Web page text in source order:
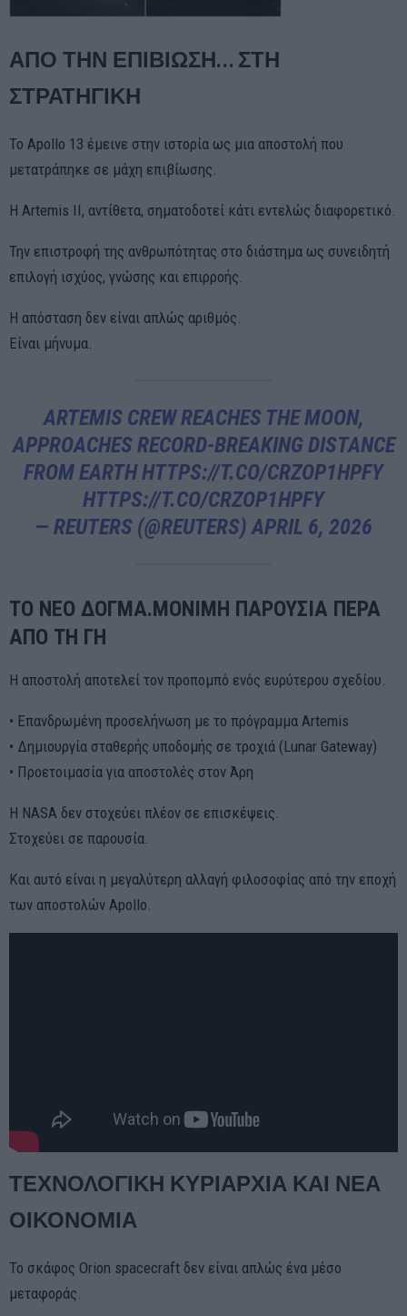
ΑΠΟ ΤΗΝ ΕΠΙΒΙΩΣΗ… ΣΤΗ
ΣΤΡΑΤΗΓΙΚΗ
Το Apollo 13 έμεινε στην ιστορία ως μια αποστολή που
μετατράπηκε σε μάχη επιβίωσης.
Η Artemis II, αντίθετα, σηματοδοτεί κάτι εντελώς διαφορετικό.
Την επιστροφή της ανθρωπότητας στο διάστημα ως συνειδητή
επιλογή ισχύος, γνώσης και επιρροής.
Η απόσταση δεν είναι απλώς αριθμός.
Είναι μήνυμα.
ARTEMIS CREW REACHES THE MOON,
APPROACHES RECORD-BREAKING DISTANCE
FROM EARTHHTTPS://T.CO/CRZOP1HPFY
HTTPS://T.CO/CRZOP1HPFY
— REUTERS (@REUTERS) APRIL 6, 2026
ΤΟ ΝΕΟ ΔΟΓΜΑ.ΜΟΝΙΜΗ ΠΑΡΟΥΣΙΑ ΠΕΡΑ
ΑΠΟ ΤΗ ΓΗ
Η αποστολή αποτελεί τον προπομπό ενός ευρύτερου σχεδίου.
• Επανδρωμένη προσελήνωση με το πρόγραμμα Artemis
• Δημιουργία σταθερής υποδομής σε τροχιά (Lunar Gateway)
• Προετοιμασία για αποστολές στον Άρη
Η NASA δεν στοχεύει πλέον σε επισκέψεις.
Στοχεύει σε παρουσία.
Και αυτό είναι η μεγαλύτερη αλλαγή φιλοσοφίας από την εποχή
των αποστολών Apollo.
ΤΕΧΝΟΛΟΓΙΚΗ ΚΥΡΙΑΡΧΙΑ ΚΑΙ ΝΕΑ
ΟΙΚΟΝΟΜΙΑ
Το σκάφος Orion spacecraft δεν είναι απλώς ένα μέσο
μεταφοράς.